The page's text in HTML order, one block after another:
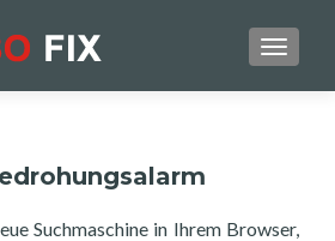
Suchmaschine in Ihrem Browser,